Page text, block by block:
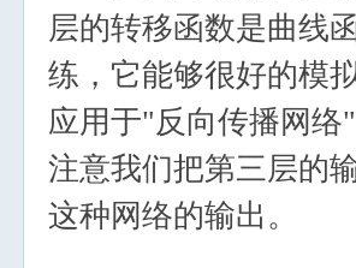
层的转移函数是曲线
练，它能够很好的模
应用于"反向传播网络
注意我们把第三层的
这种网络的输出。